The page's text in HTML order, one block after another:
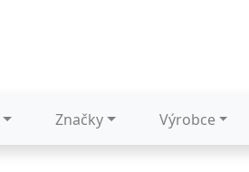
Značky Výrobce